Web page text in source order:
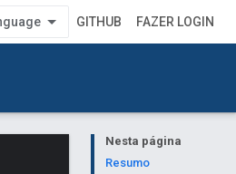
GITHUB FAZER LOGIN
Nesta página
Resumo